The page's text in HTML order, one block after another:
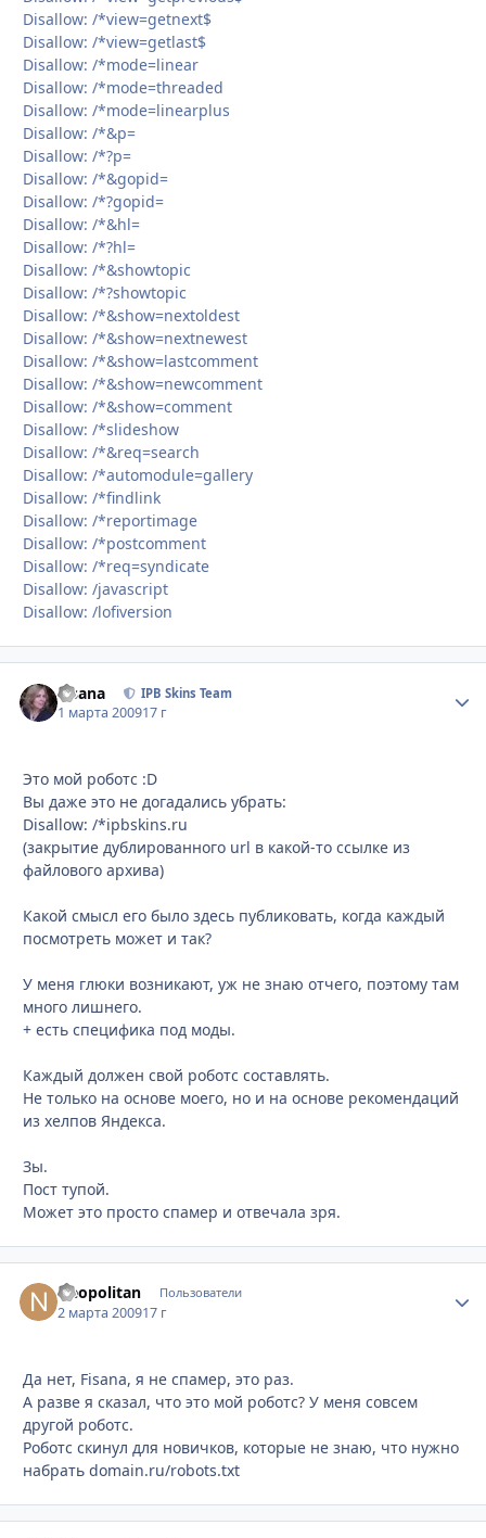
Disallow: /*view=getnext$
Disallow: /*view=getlast$
Disallow: /*mode=linear
Disallow: /*mode=threaded
Disallow: /*mode=linearplus
Disallow: /*&p=
Disallow: /*?p=
Disallow: /*&gopid=
Disallow: /*?gopid=
Disallow: /*&hl=
Disallow: /*?hl=
Disallow: /*&showtopic
Disallow: /*?showtopic
Disallow: /*&show=nextoldest
Disallow: /*&show=nextnewest
Disallow: /*&show=lastcomment
Disallow: /*&show=newcomment
Disallow: /*&show=comment
Disallow: /*slideshow
Disallow: /*&req=search
Disallow: /*automodule=gallery
Disallow: /*findlink
Disallow: /*reportimage
Disallow: /*postcomment
Disallow: /*req=syndicate
Disallow: /javascript
Disallow: /lofiversion
Fisana IPB Skins Team
1 марта 200917 г
Это мой роботс :D
Вы даже это не догадались убрать:
Disallow: /*ipbskins.ru
(закрытие дублированного url в какой-то ссылке из
файлового архива)
Какой смысл его было здесь публиковать, когда каждый
посмотреть может и так?
У меня глюки возникают, уж не знаю отчего, поэтому там
много лишнего.
+ есть специфика под моды.
Каждый должен свой роботс составлять.
Не только на основе моего, но и на основе рекомендаций
из хелпов Яндекса.
Зы.
Пост тупой.
Может это просто спамер и отвечала зря.
Neopolitan Пользователи
2 марта 200917 г
Да нет, Fisana, я не спамер, это раз.
А разве я сказал, что это мой роботс? У меня совсем
другой роботс.
Роботс скинул для новичков, которые не знаю, что нужно
набрать domain.ru/robots.txt